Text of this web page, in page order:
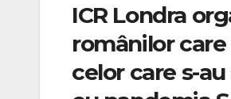
ICR Londra
românilor
celor care s-